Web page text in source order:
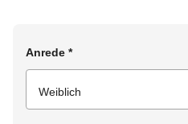
Anrede *